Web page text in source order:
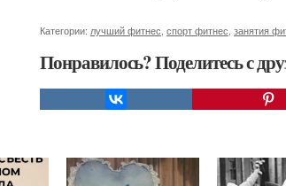
Категории: лучший фитнес спорт фитнес занятия
Понравилось? Поделитесь с